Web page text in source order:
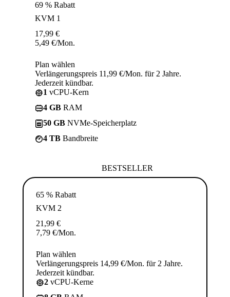
69 % Rabatt
KVM 1
17,99 €
5,49 €/Mon.
Plan wählen
Verlängerungspreis 11,99 €/Mon. für 2 Jahre.
Jederzeit kündbar.
1 vCPU-Kern
4 GB RAM
50 GB NVMe-Speicherplatz
4 TB Bandbreite
BESTSELLER
65 % Rabatt
KVM 2
21,99 €
7,79 €/Mon.
Plan wählen
Verlängerungspreis 14,99 €/Mon. für 2 Jahre.
Jederzeit kündbar.
2 vCPU-Kerne